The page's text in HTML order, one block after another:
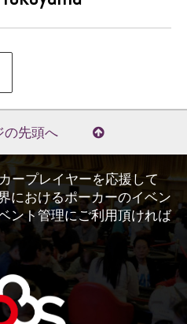
の先頭へ
ープレイヤーを応援して
におけるポーカーのイベン
ント管理にご利用頂ければ